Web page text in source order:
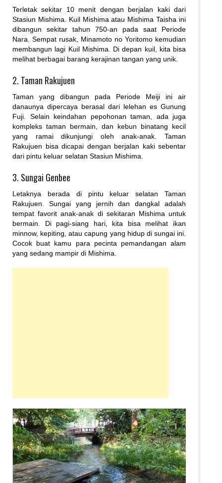
Terletak sekitar 10 menit dengan berjalan kaki dari
Stasiun Mishima. Kuil Mishima atau Mishima Taisha ini
dibangun sekitar tahun 750-an pada saat Periode
Nara. Sempat rusak, Minamoto no Yoritomo kemudian
membangun lagi Kuil Mishima. Di depan kuil, kita bisa
melihat berbagai barang kerajinan tangan yang unik.
2. Taman Rakujuen
Taman yang dibangun pada Periode Meiji ini air
danaunya dipercaya berasal dari lelehan es Gunung
Fuji. Selain keindahan pepohonan taman, ada juga
kompleks taman bermain, dan kebun binatang kecil
yang ramai dikunjungi oleh anak-anak. Taman
Rakujuen bisa dicapai dengan berjalan kaki sebentar
dari pintu keluar selatan Stasiun Mishima.
3. Sungai Genbee
Letaknya berada di pintu keluar selatan Taman
Rakujuen. Sungai yang jernih dan dangkal adalah
tempat favorit anak-anak di sekitaran Mishima untuk
bermain. Di pagi-siang hari, kita bisa melihat ikan
minnow, kepiting, atau capung yang hidup di sungai ini.
Cocok buat kamu para pecinta pemandangan alam
yang sedang mampir di Mishima.